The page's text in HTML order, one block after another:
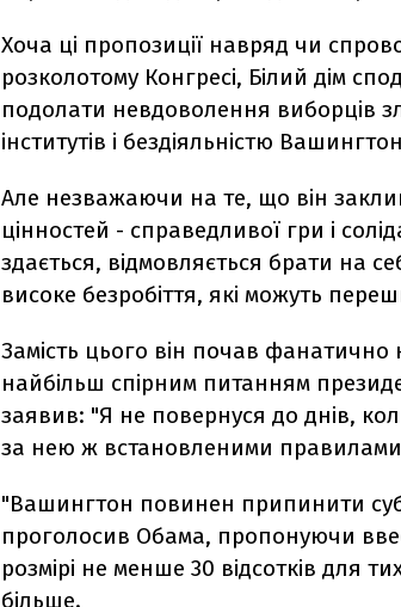
Хоча ці пропозиції навряд чи
розколотому Конгресі, Білий дім
подолати невдоволення виборців
інститутів і бездіяльністю
Але незважаючи на те, що він
цінностей - справедливої гри і
здається, відмовляється брати на
високе безробіття, які можуть
Замість цього він почав
найбільш спірним питанням
заявив: "Я не повернуся до днів,
за нею ж встановленими
"Вашингтон повинен припинити
проголосив Обама, пропонуючи
розмірі не менше 30 відсотків для
більше.